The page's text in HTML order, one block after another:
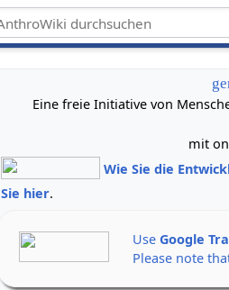
Eine freie Initiative von
mit
Wie Sie die
Sie hier.
UseGoogle
Please note